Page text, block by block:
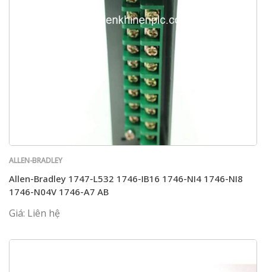
ALLEN-BRADLEY
Allen-Bradley 1747-L532 1746-IB16 1746-NI4 1746-NI8
1746-N04V 1746-A7 AB
Giá: Liên hệ